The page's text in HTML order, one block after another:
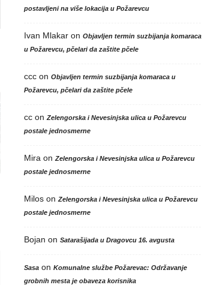
postavljeni na više lokacija u Požarevcu
Ivan Mlakaron Objavljen termin suzbijanja komaraca
u Požarevcu, pčelari da zaštite pčele
cccon Objavljen termin suzbijanja komaraca u
Požarevcu, pčelari da zaštite pčele
ccon Zelengorska i Nevesinjska ulica u Požarevcu
postale jednosmerne
Mira on Zelengorska i Nevesinjska ulica u Požarevcu
postale jednosmerne
Miloson Zelengorska i Nevesinjska ulica u Požarevcu
postale jednosmerne
Bojan on Satarašijada u Dragovcu 16. avgusta
Sasaon Komunalne službe Požarevac: Održavanje
grobnih mesta je obaveza korisnika